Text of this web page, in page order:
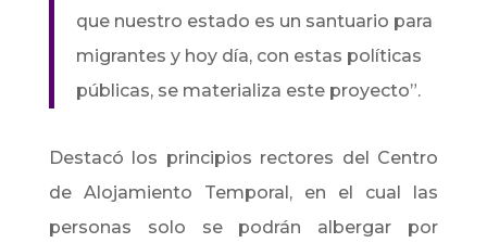
que nuestro estado es un santuario para
migrantes y hoy día, con estas políticas
públicas, se materializa este proyecto”.
Destacó los principios rectores del Centro
de Alojamiento Temporal, en el cual las
personas solo se podrán albergar por